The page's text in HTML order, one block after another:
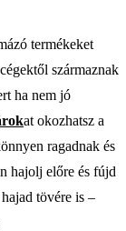
termékeket
származnak
ha nem jó
at okozhatsz a
ragadnak és
hajolj előre és fújd
tövére is –